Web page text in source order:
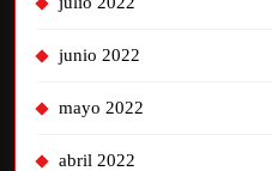
junio 2022
mayo 2022
abril 2022